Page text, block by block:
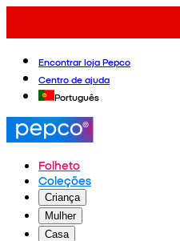
Encontrar loja Pepco
Centro de ajuda
Português
Folheto
Coleções
Criança
Mulher
Casa